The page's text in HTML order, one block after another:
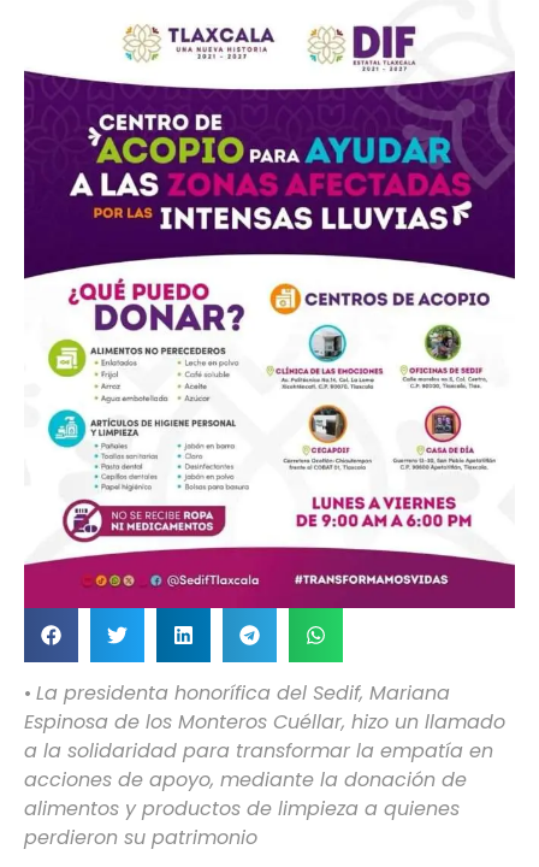
• La presidenta honorífica del Sedif, Mariana
Espinosa de los Monteros Cuéllar, hizo un llamado
a la solidaridad para transformar la empatía en
acciones de apoyo, mediante la donación de
alimentos y productos de limpieza a quienes
perdieron su patrimonio